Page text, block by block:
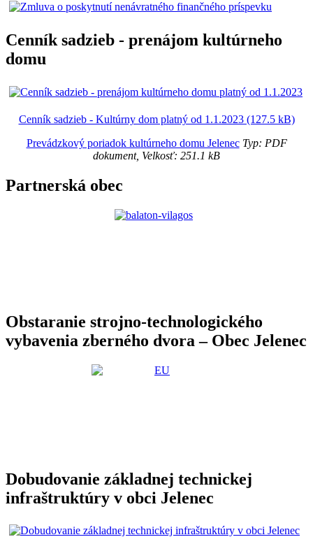
Cenník sadzieb - prenájom kultúrneho
domu
Cenník sadzieb - Kultúrny dom platný od 1.1.2023 (127.5 kB)
Prevádzkový poriadok kultúrneho domu JelenecTyp: PDF
dokument, Velkosť: 251.1 kB
Partnerská obec
Obstaranie strojno-technologického
vybavenia zberného dvora – Obec Jelenec
Dobudovanie základnej technickej
infraštruktúry v obci Jelenec